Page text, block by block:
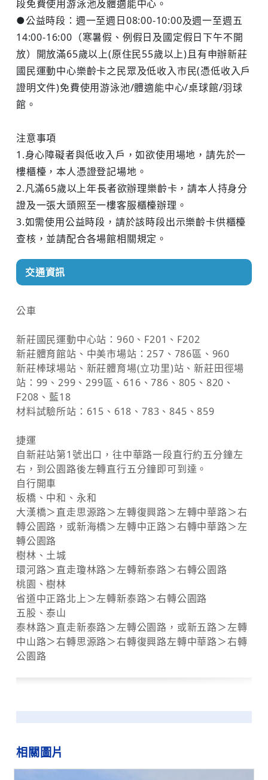
段免費使用游泳池及體適能中心。
●公益時段：週一至週日08:00-10:00及週一至週五
14:00-16:00（寒暑假、例假日及國定假日下午不開
放）開放滿65歲以上(原住民55歲以上)且有申辦新莊
國民運動中心樂齡卡之民眾及低收入市民(憑低收入戶
證明文件)免費使用游泳池/體適能中心/桌球館/羽球
館。
注意事項
1.身心障礙者與低收入戶，如欲使用場地，請先於一
樓櫃檯，本人憑證登記場地。
2.凡滿65歲以上年長者欲辦理樂齡卡，請本人持身分
證及一張大頭照至一樓客服櫃檯辦理。
3.如需使用公益時段，請於該時段出示樂齡卡供櫃檯
查核，並請配合各場館相關規定。
交通資訊
公車
新莊國民運動中心站：960、F201、F202
新莊體育館站、中美市場站：257、786區、960
新莊棒球場站、新莊體育場(立功里)站、新莊田徑場
站：99、299、299區、616、786、805、820、
F208、藍18
材料試驗所站：615、618、783、845、859
捷運
自新莊站第1號出口，往中華路一段直行約五分鐘左
右，到公園路後左轉直行五分鐘即可到達。
自行開車
板橋、中和、永和
大漢橋＞直走思源路＞左轉復興路＞左轉中華路＞右
轉公園路，或新海橋＞左轉中正路＞右轉中華路＞左
轉公園路
樹林、土城
環河路＞直走瓊林路＞左轉新泰路＞右轉公園路
桃園、樹林
省道中正路北上＞左轉新泰路＞右轉公園路
五股、泰山
泰林路＞直走新泰路＞左轉公園路，或新五路＞左轉
中山路＞右轉思源路＞右轉復興路左轉中華路＞右轉
公園路
相關圖片